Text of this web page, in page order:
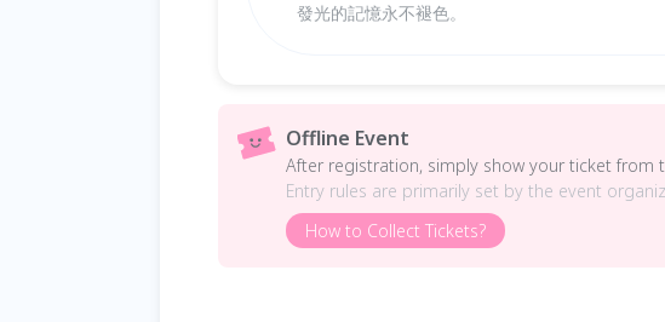
發光的記憶永不褪色。
Offline Event
After registration, simply show your ticket from
Entry rules are primarily set by the event
How to Collect Tickets?